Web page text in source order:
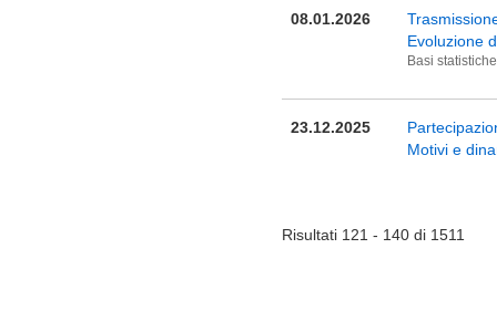
08.01.2026
Evoluzione
Basi
23.12.2025
Motivi e
Risultati 121 - 140 di 1511